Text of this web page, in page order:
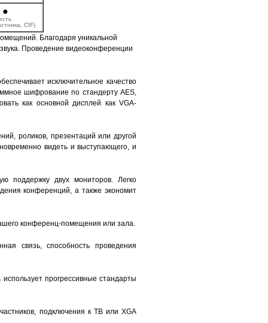
●
CIF)
Благодаря уникальной
Проведение видеоконференции
исключительное качество
шифрование по стандерту AES,
как основной дисплей как VGA-
роликов, презентаций или другой
видеть и выступающего, и
поддержку двух мониторов. Легко
конференций, а также экономит
конференц-помещения или зала.
связь, способность проведения
прогрессивные стандарты
подключения к ТВ или XGA